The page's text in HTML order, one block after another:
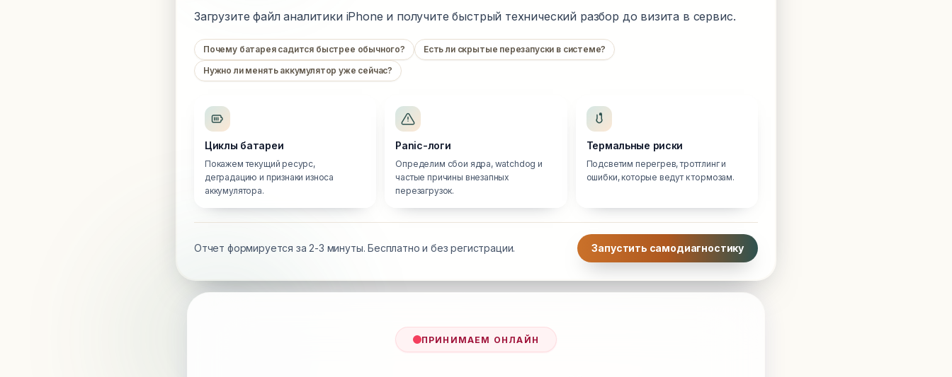
Загрузите файл аналитики iPhone и получите быстрый технический разбор до визита в сервис.
Почему батарея садится быстрее обычного?
Есть ли скрытые перезапуски в системе?
Нужно ли менять аккумулятор уже сейчас?
Циклы батареи
Покажем текущий ресурс,
деградацию и признаки износа
аккумулятора.
Panic-логи
Определим сбои ядра, watchdog и
частые причины внезапных
перезагрузок.
Термальные риски
Подсветим перегрев, троттлинг и
ошибки, которые ведут к тормозам.
Отчет формируется за 2-3 минуты. Бесплатно и без регистрации. Запустить самодиагностику
ПРИНИМАЕМ ОНЛАЙН